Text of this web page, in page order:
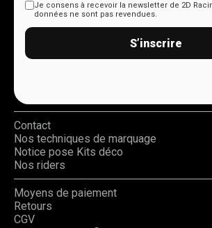
Je consens à recevoir la newsletter de 2D
données ne sont pas revendues.
S’inscrire
Contact
Nos techniques de marquage
Notice pose Kits déco
Nos riders
Moyens de paiement
Retours
CGV